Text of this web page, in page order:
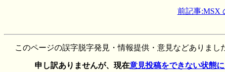
前記事:MSX
このページの誤字脱字発見・情報提供・意見などありま
申し訳ありませんが、現在意見投稿をできない状態